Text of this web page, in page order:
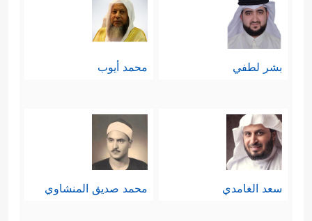
بشر لطفي محمد أيوب
سعد الغامدي محمد صديق المنشاوي